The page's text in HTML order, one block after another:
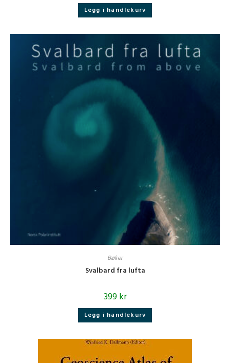
Legg i handlekurv
Bøker
Svalbard fra lufta
399kr
Legg i handlekurv